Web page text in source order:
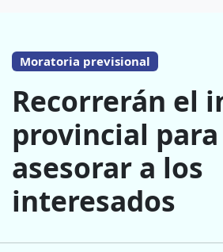
Moratoria previsional
Recorrerán el
provincial para
asesorar a los
interesados